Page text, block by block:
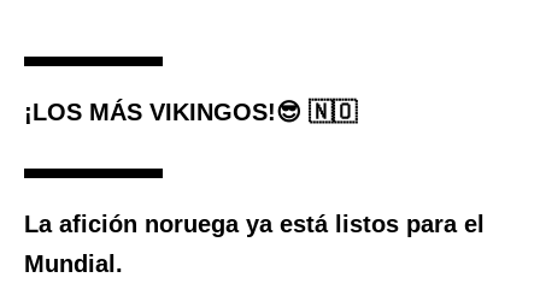
¡LOS MÁS VIKINGOS!😎 🇳🇴
La afición noruega ya está listos para el
Mundial.